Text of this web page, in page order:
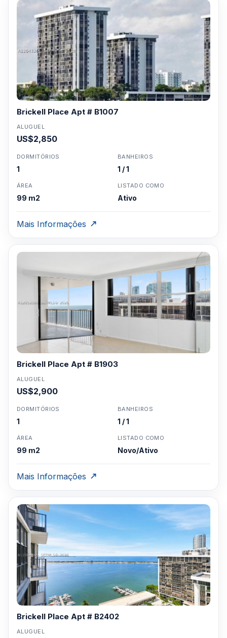
Brickell Place Apt # B1007
ALUGUEL
US$2,850
DORMITÓRIOS
1
BANHEIROS
1 / 1
ÁREA
99 m2
LISTADO COMO
Ativo
Mais Informações
Brickell Place Apt # B1903
ALUGUEL
US$2,900
DORMITÓRIOS
1
BANHEIROS
1 / 1
ÁREA
99 m2
LISTADO COMO
Novo/Ativo
Mais Informações
Brickell Place Apt # B2402
ALUGUEL